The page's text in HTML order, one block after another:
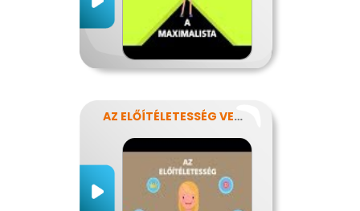
AZ ELŐÍTÉLETESSÉG VESZÉLYEI